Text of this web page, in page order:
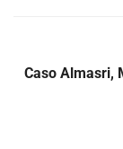
Caso Almasri,